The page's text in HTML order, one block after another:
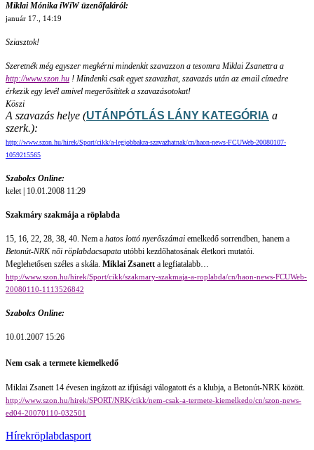
Miklai Mónika iWiW üzenőfaláról:
január 17., 14:19
Sziasztok!
Szeretnék még egyszer megkérni mindenkit szavazzon a tesomra Miklai Zsanettra a
http://www.szon.hu ! Mindenki csak egyet szavazhat, szavazás után az email címedre
érkezik egy levél amivel megerősítitek a szavazásotokat!
Köszi
A szavazás helye (UTÁNPÓTLÁS LÁNY KATEGÓRIA a
szerk.):
http://www.szon.hu/hirek/Sport/cikk/a-legjobbakra-szavazhatnak/cn/haon-news-FCUWeb-20080107-
1059215565
Szabolcs Online:
kelet | 10.01.2008 11:29
Szakmáry szakmája a röplabda
15, 16, 22, 28, 38, 40. Nem a hatos lottó nyerőszámai emelkedő sorrendben, hanem a
Betonút-NRK női röplabdacsapata utóbbi kezdőhatosának életkori mutatói.
Meglehetősen széles a skála. Miklai Zsanett a legfiatalabb…
http://www.szon.hu/hirek/Sport/cikk/szakmary-szakmaja-a-roplabda/cn/haon-news-FCUWeb-
20080110-1113526842
Szabolcs Online:
10.01.2007 15:26
Nem csak a termete kiemelkedő
Miklai Zsanett 14 évesen ingázott az ifjúsági válogatott és a klubja, a Betonút-NRK között.
http://www.szon.hu/hirek/SPORT/NRK/cikk/nem-csak-a-termete-kiemelkedo/cn/szon-news-
ed04-20070110-032501
Hírekröplabdasport